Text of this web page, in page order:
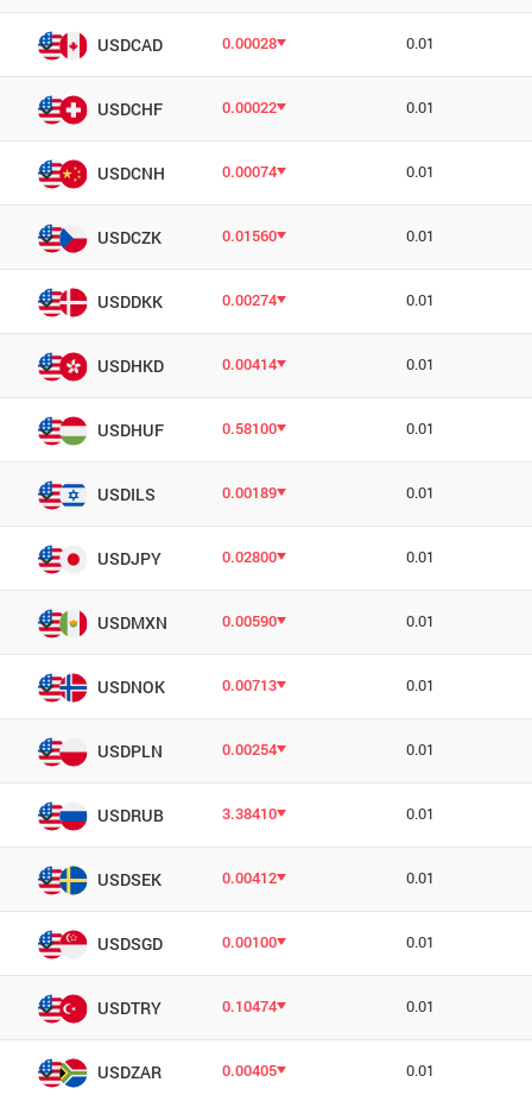
USDCAD 0.00028 0.01
USDCHF 0.00022 0.01
USDCNH 0.00074 0.01
USDCZK 0.01560 0.01
USDDKK 0.00274 0.01
USDHKD 0.00414 0.01
USDHUF 0.58100 0.01
USDILS 0.00189 0.01
USDJPY 0.02800 0.01
USDMXN 0.00590 0.01
USDNOK 0.00713 0.01
USDPLN 0.00254 0.01
USDRUB 3.38410 0.01
USDSEK 0.00412 0.01
USDSGD 0.00100 0.01
USDTRY 0.10474 0.01
USDZAR 0.00405 0.01